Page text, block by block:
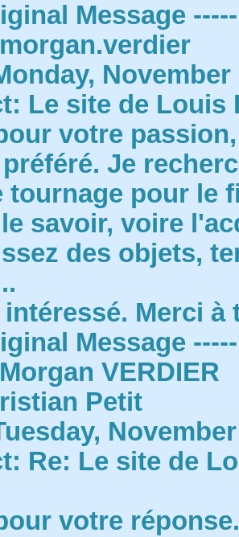
Message -----
November
Le site de Louis
votre
Je
tournage pour le
savoir, voire
des objets,
Merci
Message -----
VERDIER
Petit
Re: Le site de
votre